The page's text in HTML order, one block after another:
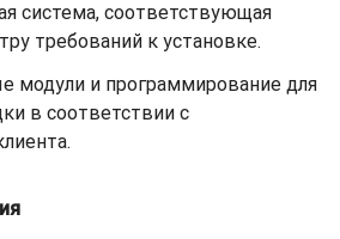
система, соответствующая
требований к установке.
модули и программирование для
в соответствии с